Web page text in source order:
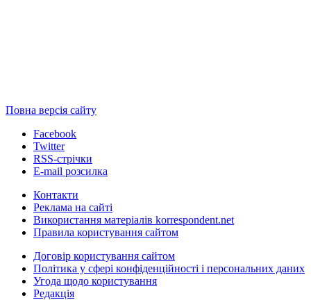
Повна версія сайту
Facebook
Twitter
RSS-стрічки
E-mail розсилка
Контакти
Реклама на сайті
Використання матеріалів korrespondent.net
Правила користування сайтом
Договір користування сайтом
Політика у сфері конфіденційності і персональних даних
Угода щодо користування
Редакція